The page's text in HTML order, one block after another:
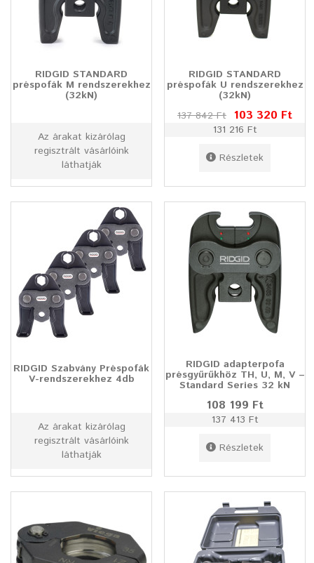
RIDGID STANDARD
préspofák M rendszerekhez
(32kN)
Az árakat kizárólag
regisztrált vásárlóink
láthatják
RIDGID STANDARD
préspofák U rendszerekhez
(32kN)
137 842 Ft 103 320 Ft
131 216 Ft
Részletek
RIDGID Szabvány Préspofák
V-rendszerekhez 4db
Az árakat kizárólag
regisztrált vásárlóink
láthatják
RIDGID adapterpofa
présgyűrűkhöz TH, U, M, V –
Standard Series 32 kN
108 199 Ft
137 413 Ft
Részletek